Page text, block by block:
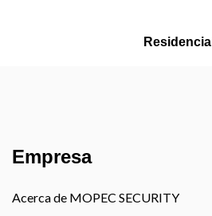
Residencial
Empresa
Acerca de MOPEC SECURITY